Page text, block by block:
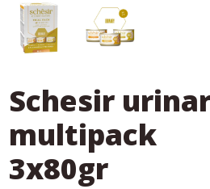
Schesir
multipack
3x80gr